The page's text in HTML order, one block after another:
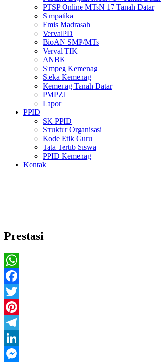
PTSP Online MTsN 17 Tanah Datar
Simpatika
Emis Madrasah
VervalPD
BioAN SMP/MTs
Verval TIK
ANBK
Simpeg Kemenag
Sieka Kemenag
Kemenag Tanah Datar
PMPZI
Lapor
PPID
SK PPID
Struktur Organisasi
Kode Etik Guru
Tata Tertib Siswa
PPID Kemenag
Kontak
Prestasi
WhatsApp
Facebook
Twitter
Pinterest
Telegram
LinkedIn